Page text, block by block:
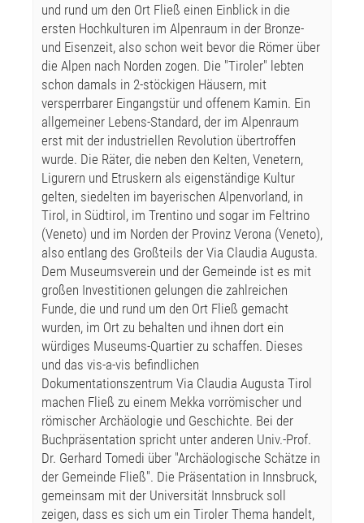
und rund um den Ort Fließ einen Einblick in die
ersten Hochkulturen im Alpenraum in der Bronze-
und Eisenzeit, also schon weit bevor die Römer über
die Alpen nach Norden zogen. Die "Tiroler" lebten
schon damals in 2-stöckigen Häusern, mit
versperrbarer Eingangstür und offenem Kamin. Ein
allgemeiner Lebens-Standard, der im Alpenraum
erst mit der industriellen Revolution übertroffen
wurde. Die Räter, die neben den Kelten, Venetern,
Ligurern und Etruskern als eigenständige Kultur
gelten, siedelten im bayerischen Alpenvorland, in
Tirol, in Südtirol, im Trentino und sogar im Feltrino
(Veneto) und im Norden der Provinz Verona (Veneto),
also entlang des Großteils der Via Claudia Augusta.
Dem Museumsverein und der Gemeinde ist es mit
großen Investitionen gelungen die zahlreichen
Funde, die und rund um den Ort Fließ gemacht
wurden, im Ort zu behalten und ihnen dort ein
würdiges Museums-Quartier zu schaffen. Dieses
und das vis-a-vis befindlichen
Dokumentationszentrum Via Claudia Augusta Tirol
machen Fließ zu einem Mekka vorrömischer und
römischer Archäologie und Geschichte. Bei der
Buchpräsentation spricht unter anderen Univ.-Prof.
Dr. Gerhard Tomedi über "Archäologische Schätze in
der Gemeinde Fließ". Die Präsentation in Innsbruck,
gemeinsam mit der Universität Innsbruck soll
zeigen, dass es sich um ein Tiroler Thema handelt,